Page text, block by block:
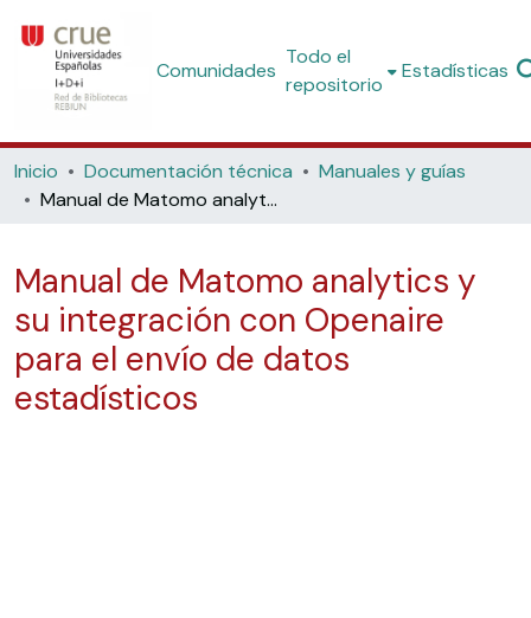
Comunidades
Todo el
repositorio
Estadísticas
Inicio Documentación técnica
Manuales y guías
Manual de Matomo analytics y su integración con Openaire para el envío de datos estadísticos
Manual de Matomo analytics y
su integración con Openaire
para el envío de datos
estadísticos